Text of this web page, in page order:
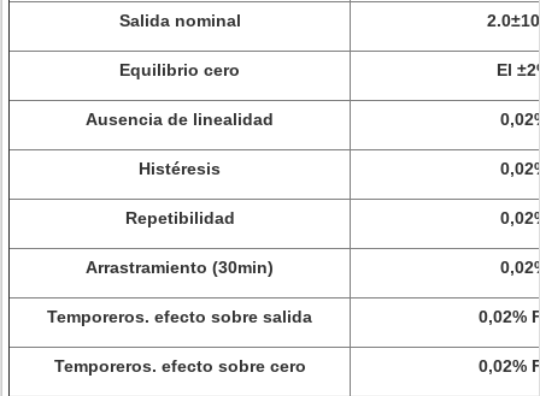
Salida nominal
Equilibrio cero El
Ausencia de linealidad
Histéresis
Repetibilidad
Arrastramiento (30min)
Temporeros. efecto sobre salida 0,02%
Temporeros. efecto sobre cero 0,02%